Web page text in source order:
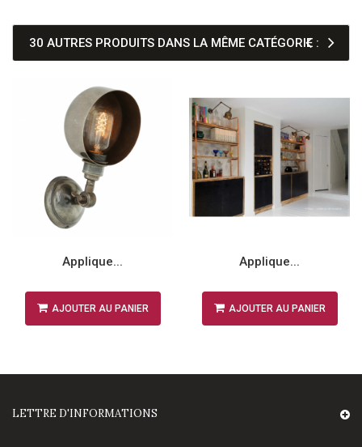
30 AUTRES PRODUITS DANS LA MÊME CATÉGORIE :
Applique...
AJOUTER AU PANIER
Applique...
AJOUTER AU PANIER
LETTRE D'INFORMATIONS